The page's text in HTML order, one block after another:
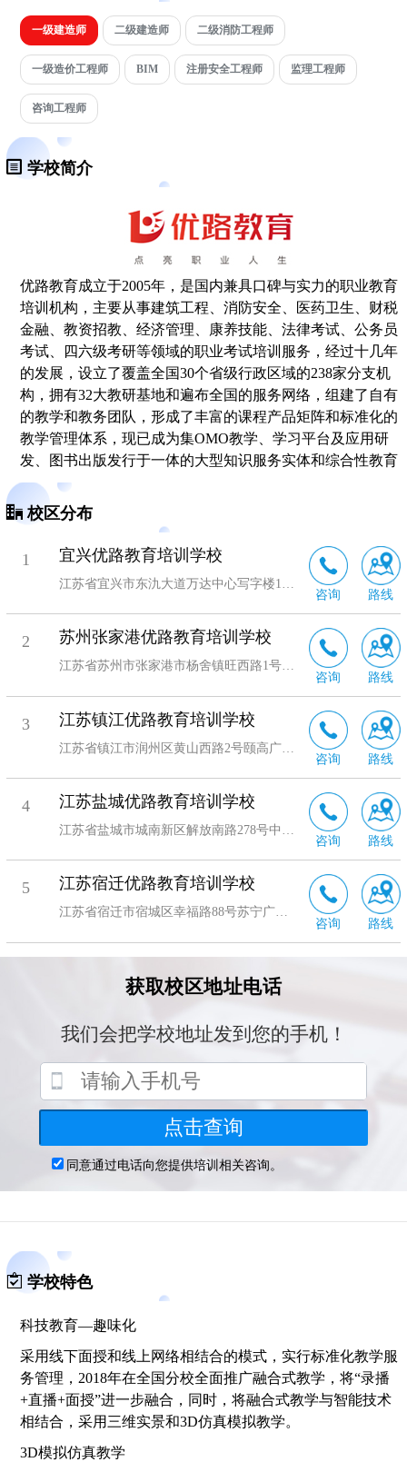
一级建造师 二级建造师 二级消防工程师
一级造价工程师 BIM 注册安全工程师 监理工程师
咨询工程师
学校简介
优路教育成立于2005年，是国内兼具口碑与实力的职业教育
培训机构，主要从事建筑工程、消防安全、医药卫生、财税
金融、教资招教、经济管理、康养技能、法律考试、公务员
考试、四六级考研等领域的职业考试培训服务，经过十几年
的发展，设立了覆盖全国30个省级行政区域的238家分支机
构，拥有32大教研基地和遍布全国的服务网络，组建了自有
的教学和教务团队，形成了丰富的课程产品矩阵和标准化的
教学管理体系，现已成为集OMO教学、学习平台及应用研
发、图书出版发行于一体的大型知识服务实体和综合性教育
服务机构。
校区分布
1 宜兴优路教育培训学校
咨询
路线
2 苏州张家港优路教育培训学校
江苏省苏州市张家港市杨舍镇旺西路1号未来财富大厦B1102室
咨询
路线
3 江苏镇江优路教育培训学校
江苏省镇江市润州区黄山西路2号颐高广场1幢8层836室
咨询
路线
4 江苏盐城优路教育培训学校
江苏省盐城市城南新区解放南路278号中南城1号办公楼银座B幢1215-1216室
咨询
路线
5 江苏宿迁优路教育培训学校
江苏省宿迁市宿城区幸福路88号苏宁广场A区写字楼1920室
咨询
路线
学校特色
科技教育—趣味化
采用线下面授和线上网络相结合的模式，实行标准化教学服
务管理，2018年在全国分校全面推广融合式教学，将“录播
+直播+面授”进一步融合，同时，将融合式教学与智能技术
相结合，采用三维实景和3D仿真模拟教学。
3D模拟仿真教学